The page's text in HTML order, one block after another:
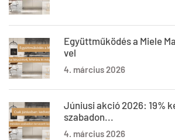
Együttműködés a Miele
vel
4. március 2026
Júniusi akció 2026: 19%
szabadon...
4. március 2026